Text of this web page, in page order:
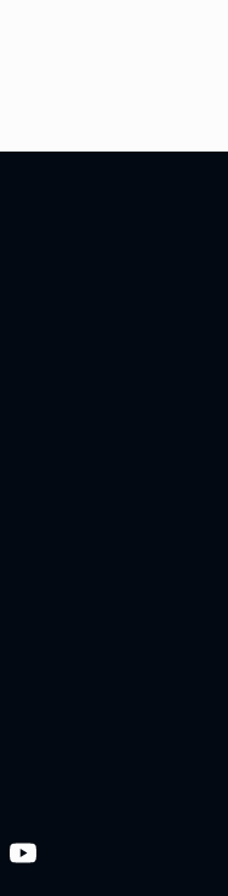
YouTube